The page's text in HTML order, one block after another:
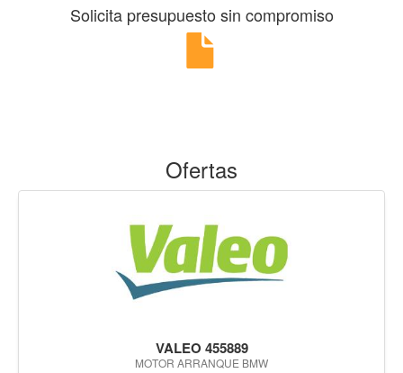
Solicita presupuesto sin compromiso
Ofertas
VALEO 455889
MOTOR ARRANQUE BMW